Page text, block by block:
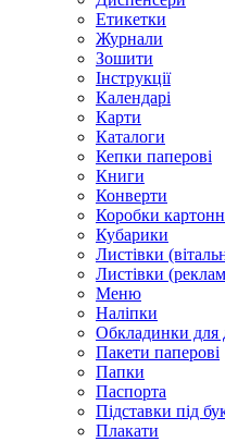
Етикетки
Журнали
Зошити
Інструкції
Календарі
Карти
Каталоги
Кепки паперові
Книги
Конверти
Коробки
Кубарики
Листівки
Листівки
Меню
Наліпки
Обкладинки для
Пакети паперові
Папки
Паспорта
Підставки під
Плакати